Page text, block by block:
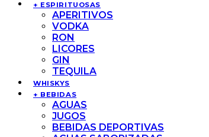
+ ESPIRITUOSAS
APERITIVOS
VODKA
RON
LICORES
GIN
TEQUILA
WHISKYS
+ BEBIDAS
AGUAS
JUGOS
BEBIDAS DEPORTIVAS